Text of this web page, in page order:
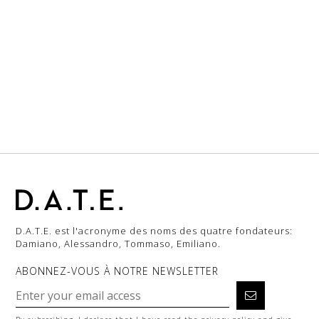
D.A.T.E. est l'acronyme des noms des quatre fondateurs:
Damiano, Alessandro, Tommaso, Emiliano.
ABONNEZ-VOUS À NOTRE NEWSLETTER